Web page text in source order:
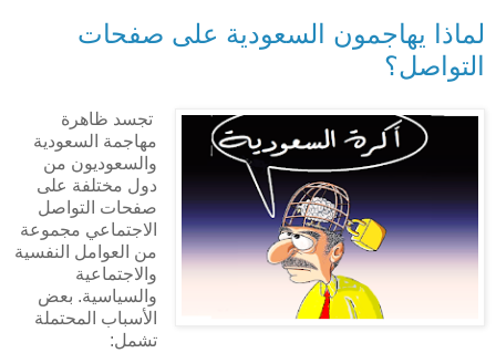
لماذا يهاجمون السعودية على صفحات
التواصل؟
تجسد ظاهرة
مهاجمة السعودية
والسعوديون من
دول مختلفة على
صفحات التواصل
الاجتماعي مجموعة
من العوامل النفسية
والاجتماعية
والسياسية. بعض
الأسباب المحتملة
تشمل: